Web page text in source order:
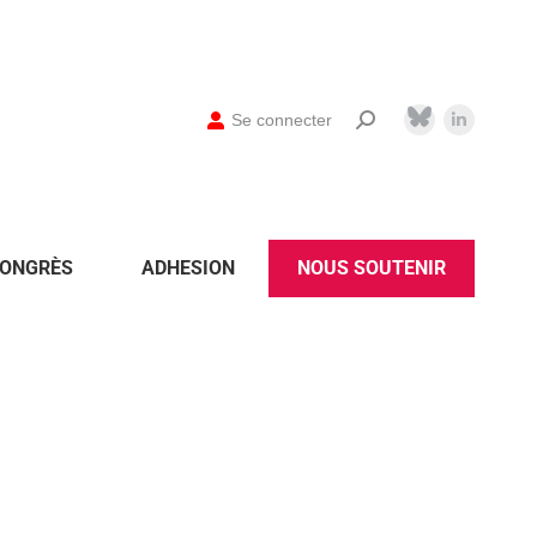
Se connecter
ADHESION NOUS SOUTENIR